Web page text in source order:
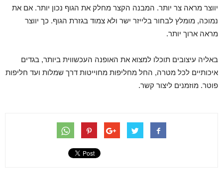
יווצר מראה צר יותר. המבנה הקצר מחלק את הגוף נכון יותר. אם את
נמוכה, מומלץ לבחור בלייזר ישר ולא צמוד בגזרת הגוף. כך יווצר
מראה ארוך יותר.
באליה עיצובים תוכלו למצוא את האופנה העכשווית ביותר, בגדים
איכותיים לכל מטרה, החל מחליפות מחוייטות דרך שמלות ועד חליפות
פוטר. מוזמנים ליצור קשר.